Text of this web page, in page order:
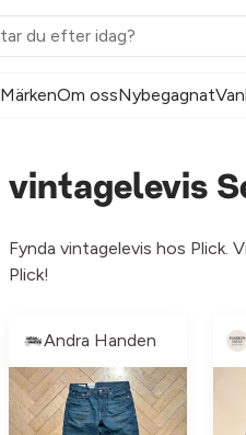
MärkenOm ossNybegagnat
vintagelevis
Fynda vintagelevis hos Plick.
Plick!
Andra Handen